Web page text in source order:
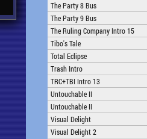
The Party 8 Bus
The Party 9 Bus
The Ruling Company Intro 15
Tibo's Tale
Total Eclipse
Trash Intro
TRC+TBI Intro 13
Untouchable II
Untouchable II
Visual Delight
Visual Delight 2